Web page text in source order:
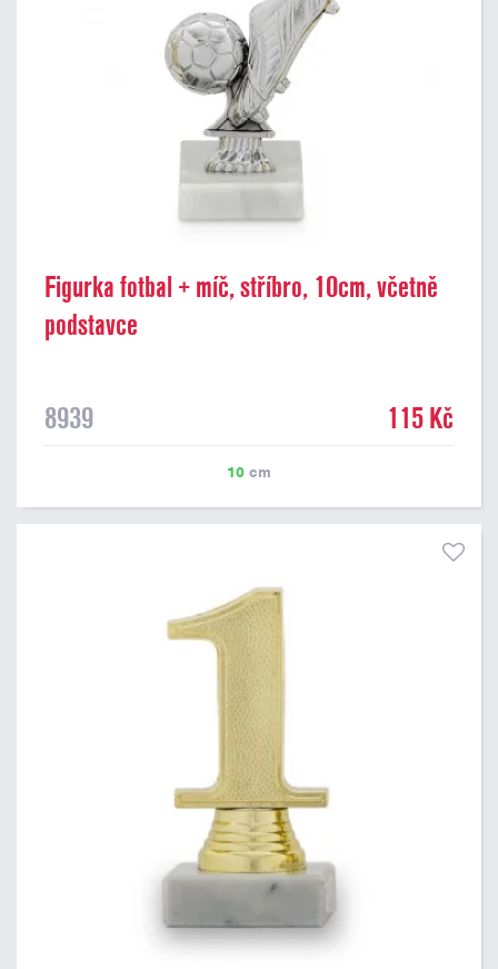
Figurka fotbal + míč, stříbro, 10cm, včetně
podstavce
8939 115 Kč
10 cm